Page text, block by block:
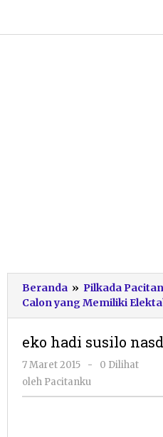
konten
Beranda » Pilkada
Calon yang Memiliki
eko hadi susilo
7 Maret 2015
oleh
Pacitanku
-
0 Dilihat
oleh Pacitanku